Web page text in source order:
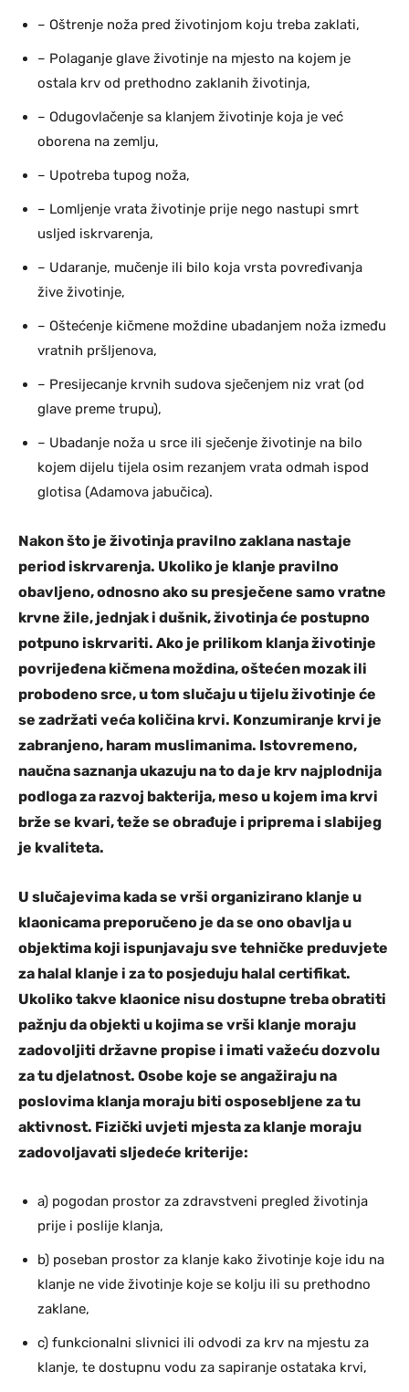
– Oštrenje noža pred životinjom koju treba zaklati,
– Polaganje glave životinje na mjesto na kojem je
ostala krv od prethodno zaklanih životinja,
– Odugovlačenje sa klanjem životinje koja je već
oborena na zemlju,
– Upotreba tupog noža,
– Lomljenje vrata životinje prije nego nastupi smrt
usljed iskrvarenja,
– Udaranje, mučenje ili bilo koja vrsta povređivanja
žive životinje,
– Oštećenje kičmene moždine ubadanjem noža između
vratnih pršljenova,
– Presijecanje krvnih sudova sječenjem niz vrat (od
glave preme trupu),
– Ubadanje noža u srce ili sječenje životinje na bilo
kojem dijelu tijela osim rezanjem vrata odmah ispod
glotisa (Adamova jabučica).
Nakon što je životinja pravilno zaklana nastaje
period iskrvarenja. Ukoliko je klanje pravilno
obavljeno, odnosno ako su presječene samo vratne
krvne žile, jednjak i dušnik, životinja će postupno
potpuno iskrvariti. Ako je prilikom klanja životinje
povrijeđena kičmena moždina, oštećen mozak ili
probodeno srce, u tom slučaju u tijelu životinje će
se zadržati veća količina krvi. Konzumiranje krvi je
zabranjeno, haram muslimanima. Istovremeno,
naučna saznanja ukazuju na to da je krv najplodnija
podloga za razvoj bakterija, meso u kojem ima krvi
brže se kvari, teže se obrađuje i priprema i slabijeg
je kvaliteta.
U slučajevima kada se vrši organizirano klanje u
klaonicama preporučeno je da se ono obavlja u
objektima koji ispunjavaju sve tehničke preduvjete
za halal klanje i za to posjeduju halal certifikat.
Ukoliko takve klaonice nisu dostupne treba obratiti
pažnju da objekti u kojima se vrši klanje moraju
zadovoljiti državne propise i imati važeću dozvolu
za tu djelatnost. Osobe koje se angažiraju na
poslovima klanja moraju biti osposebljene za tu
aktivnost. Fizički uvjeti mjesta za klanje moraju
zadovoljavati sljedeće kriterije:
a) pogodan prostor za zdravstveni pregled životinja
prije i poslije klanja,
b) poseban prostor za klanje kako životinje koje idu na
klanje ne vide životinje koje se kolju ili su prethodno
zaklane,
c) funkcionalni slivnici ili odvodi za krv na mjestu za
klanje, te dostupnu vodu za sapiranje ostataka krvi,